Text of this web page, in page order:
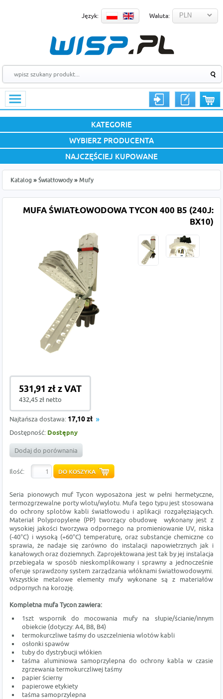
Język: Waluta:
KATEGORIE
WYBIERZ PRODUCENTA
NAJCZĘŚCIEJ KUPOWANE
Katalog » Światłowody » Mufy
MUFA ŚWIATŁOWODOWA TYCON 400 B5 (240J:
BX10)
531,91 zł z VAT
432,45 zł netto
Najtańsza dostawa: 17,10 zł
Dostępność: Dostępny
Dodaj do porównania
Ilość:
Seria pionowych muf Tycon wyposażona jest w pełni hermetyczne,
termozgrzewalne porty wlotu/wylotu. Mufa tego typu jest stosowana
do ochrony splotów kabli światłowodu i aplikacji rozgałęziających.
Materiał Polypropylene (PP) tworzący obudowę wykonany jest z
wysokiej jakości tworzywa odpornego na promieniowanie UV, niska
(-40°C) i wysoką (+60°C) temperaturę, oraz substancje chemiczne co
sprawia, że nadaje się zarówno do instalacji napowietrznych jak i
kanałowych oraz doziemnych. Zaprojektowana jest tak by jej instalacja
przebiegała w sposób nieskomplikowany i sprawny a jednocześnie
oferuje sprawdzony system zarządzania włóknami światłowodowymi.
Wszystkie metalowe elementy mufy wykonane są z materiałów
odpornych na korozję.
Kompletna mufa Tycon zawiera:
1szt wspornik do mocowania mufy na słupie/ścianie/innym
obiekcie (dotyczy: A4, B8, B4)
termokurczliwe taśmy do uszczelnienia wlotów kabli
osłonki spawów
tuby do dystrybucji włókien
taśma aluminiowa samoprzylepna do ochrony kabla w czasie
zgrzewania termokurczliwej taśmy
papier ścierny
papierowe etykiety
taśma samoprzylepna